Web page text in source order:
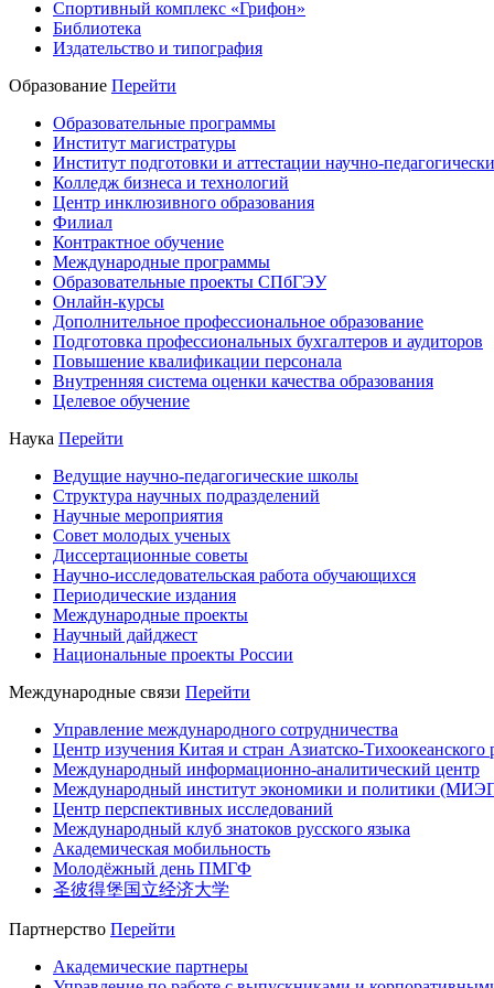
Спортивный комплекс «Грифон»
Библиотека
Издательство и типография
Образование Перейти
Образовательные программы
Институт магистратуры
Институт подготовки и аттестации научно-
Колледж бизнеса и технологий
Центр инклюзивного образования
Филиал
Контрактное обучение
Международные программы
Образовательные проекты СПбГЭУ
Онлайн-курсы
Дополнительное профессиональное образование
Подготовка профессиональных бухгалтеров и аудиторов
Повышение квалификации персонала
Внутренняя система оценки качества образования
Целевое обучение
Наука Перейти
Ведущие научно-педагогические школы
Структура научных подразделений
Научные мероприятия
Совет молодых ученых
Диссертационные советы
Научно-исследовательская работа обучающихся
Периодические издания
Международные проекты
Научный дайджест
Национальные проекты России
Международные связи Перейти
Управление международного сотрудничества
Центр изучения Китая и стран Азиатско-Тихоокеанского
Международный информационно-аналитический центр
Международный институт экономики и политики
Центр перспективных исследований
Международный клуб знатоков русского языка
Академическая мобильность
Молодёжный день ПМГФ
圣彼得堡国立经济大学
Партнерство Перейти
Академические партнеры